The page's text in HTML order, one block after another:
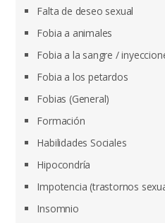
Falta de deseo sexual
Fobia a animales
Fobia a la sangre /
Fobia a los petardos
Fobias (General)
Formación
Habilidades Sociales
Hipocondría
Impotencia (trastornos
Insomnio